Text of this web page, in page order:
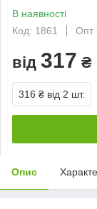
В наявності
Код: 1861
Опт
від 317 ₴
316 ₴ від 2 шт.
Опис